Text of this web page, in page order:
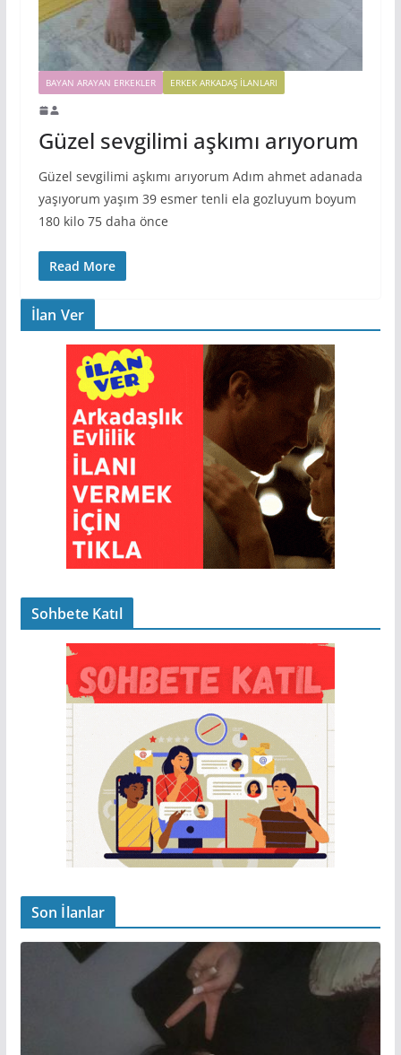
BAYAN ARAYAN ERKEKLER ERKEK ARKADAŞ ILANLARI
Güzel sevgilimi aşkımı arıyorum
Güzel sevgilimi aşkımı arıyorum Adım ahmet adanada
yaşıyorum yaşım 39 esmer tenli ela gozluyum boyum
180 kilo 75 daha önce
Read More
İlan Ver
Sohbete Katıl
Son İlanlar